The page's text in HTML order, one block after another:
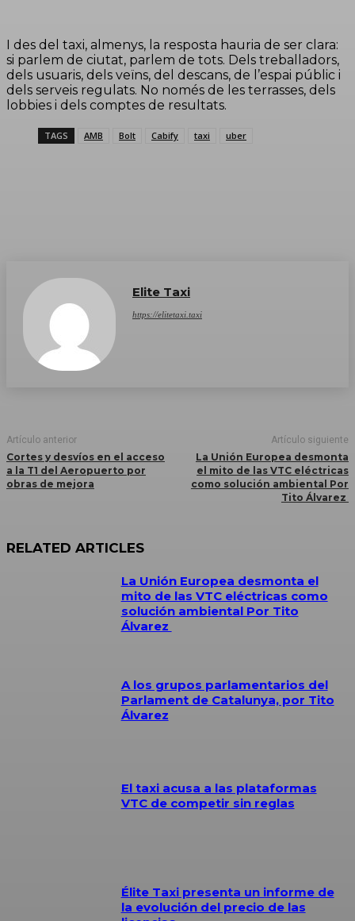
I des del taxi, almenys, la resposta hauria de ser clara:
si parlem de ciutat, parlem de tots. Dels treballadors,
dels usuaris, dels veïns, del descans, de l’espai públic i
dels serveis regulats. No només de les terrasses, dels
lobbies i dels comptes de resultats.
TAGS AMB Bolt Cabify taxi uber
Elite Taxi
https://elitetaxi.taxi
Artículo anterior
Cortes y desvíos en el acceso
a la T1 del Aeropuerto por
obras de mejora
Artículo siguiente
La Unión Europea desmonta
el mito de las VTC eléctricas
como solución ambiental Por
Tito Álvarez
RELATED ARTICLES
La Unión Europea desmonta el
mito de las VTC eléctricas como
solución ambiental Por Tito
Álvarez
A los grupos parlamentarios del
Parlament de Catalunya, por Tito
Álvarez
El taxi acusa a las plataformas
VTC de competir sin reglas
Élite Taxi presenta un informe de
la evolución del precio de las